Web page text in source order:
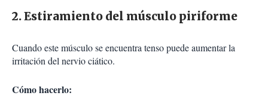
2. Estiramiento del músculo piriforme
Cuando este músculo se encuentra tenso puede aumentar la
irritación del nervio ciático.
Cómo hacerlo: